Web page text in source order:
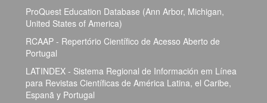
ProQuest Education Database (Ann Arbor, Michigan,
United States of America)
RCAAP - Repertório Científico de Acesso Aberto de
Portugal
LATINDEX - Sistema Regional de Información em Línea
para Revistas Científicas de América Latina, el Caribe,
Espanã y Portugal